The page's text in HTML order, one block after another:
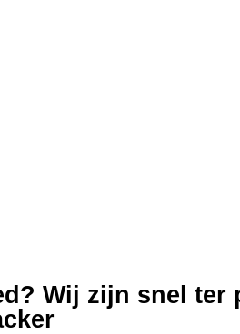
Wij zijn snel ter